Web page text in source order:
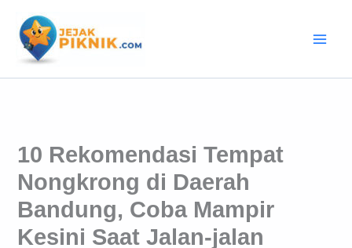
konten
10 Rekomendasi Tempat
Nongkrong di Daerah
Bandung, Coba Mampir
Kesini Saat Jalan-jalan